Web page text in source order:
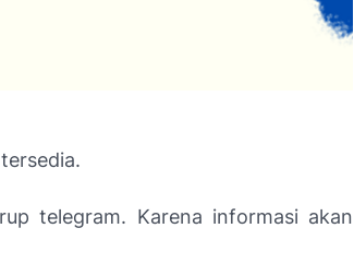
telegram. Karena informasi akan